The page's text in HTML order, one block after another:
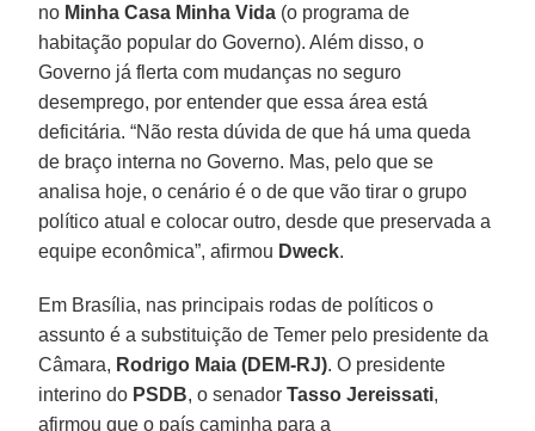
no Minha Casa Minha Vida (o programa de
habitação popular do Governo). Além disso, o
Governo já flerta com mudanças no seguro
desemprego, por entender que essa área está
deficitária. “Não resta dúvida de que há uma queda
de braço interna no Governo. Mas, pelo que se
analisa hoje, o cenário é o de que vão tirar o grupo
político atual e colocar outro, desde que preservada a
equipe econômica”, afirmou Dweck.
Em Brasília, nas principais rodas de políticos o
assunto é a substituição de Temer pelo presidente da
Câmara, Rodrigo Maia (DEM-RJ). O presidente
interino do PSDB, o senadorTasso Jereissati,
afirmou que o país caminha para a